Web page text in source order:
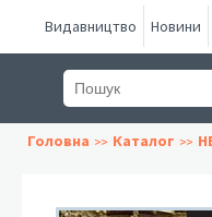
Видавництво Новини
Головна Каталог